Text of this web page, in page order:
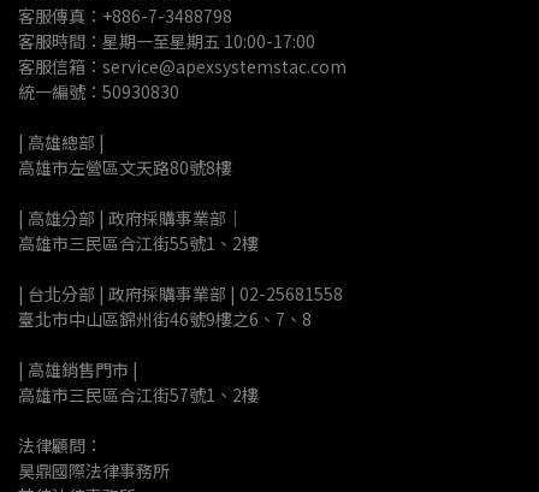
客服傳真：+886-7-3488798
客服時間：星期一至星期五 10:00-17:00
客服信箱：service@apexsystemstac.com
統一編號：50930830
| 高雄總部 |
高雄市左營區文天路80號8樓
| 高雄分部 | 政府採購事業部｜
高雄市三民區合江街55號1、2樓
| 台北分部 | 政府採購事業部 | 02-25681558
臺北市中山區錦州街46號9樓之6、7、8
| 高雄銷售門市 |
高雄市三民區合江街57號1、2樓
法律顧問：
昊鼎國際法律事務所